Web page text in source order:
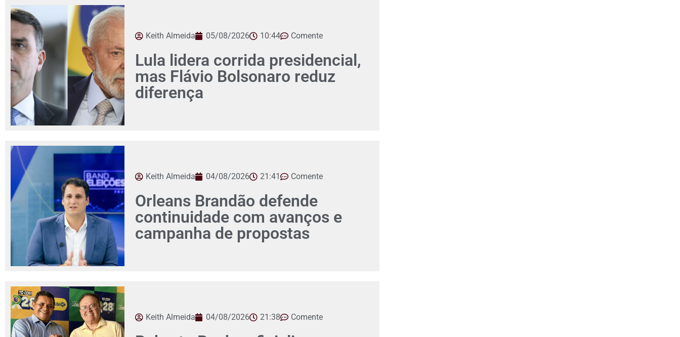
Keith Almeida 05/08/2026 10:44 Comente
Lula lidera corrida presidencial,
mas Flávio Bolsonaro reduz
diferença
Keith Almeida 04/08/2026 21:41 Comente
Orleans Brandão defende
continuidade com avanços e
campanha de propostas
Keith Almeida 04/08/2026 21:38 Comente